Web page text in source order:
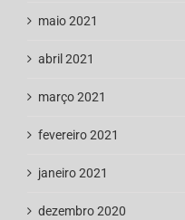
maio 2021
abril 2021
março 2021
fevereiro 2021
janeiro 2021
dezembro 2020